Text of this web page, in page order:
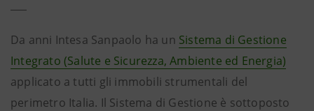
Da anni Intesa Sanpaolo ha un Sistema di Gestione
Integrato (Salute e Sicurezza, Ambiente ed Energia)
applicato a tutti gli immobili strumentali del
perimetro Italia. Il Sistema di Gestione è sottoposto